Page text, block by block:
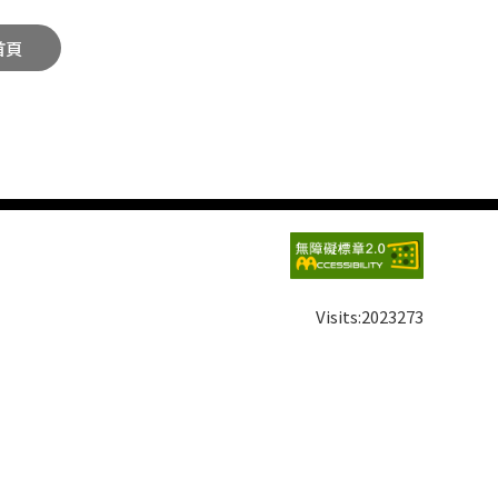
頁
Visits:2023273